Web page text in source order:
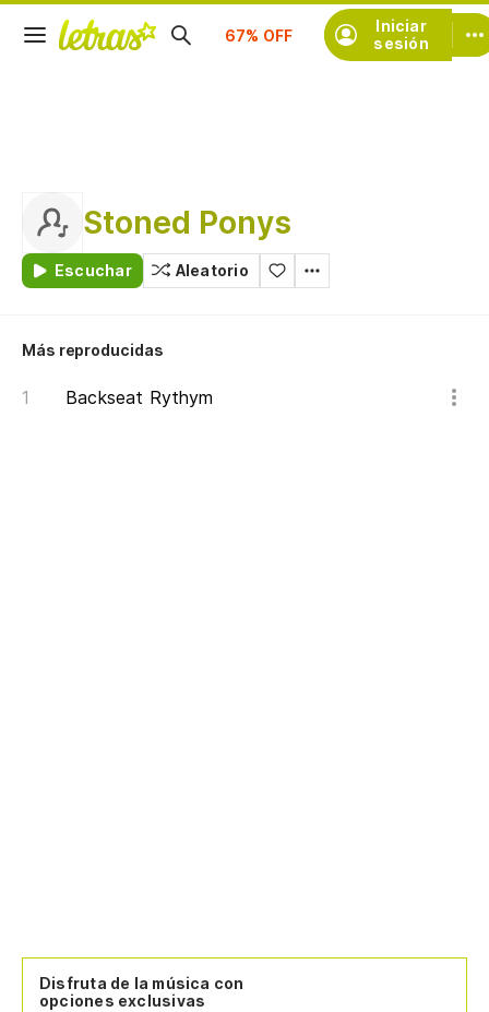
Iniciar
sesión
Suscríbete
Stoned Ponys
Escuchar Aleatorio
Más reproducidas
Backseat Rythym
Disfruta de la música con
opciones exclusivas